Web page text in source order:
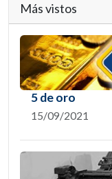
Más vistos
5 de oro
15/09/2021